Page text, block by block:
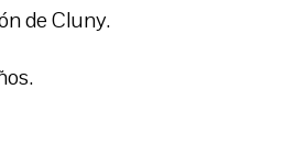
de Cluny.